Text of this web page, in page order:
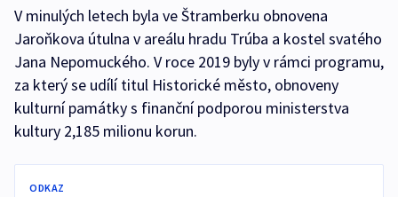
V minulých letech byla ve Štramberku obnovena
Jaroňkova útulna v areálu hradu Trúba a kostel svatého
Jana Nepomuckého. V roce 2019 byly v rámci programu,
za který se udílí titul Historické město, obnoveny
kulturní památky s finanční podporou ministerstva
kultury 2,185 milionu korun.
ODKAZ